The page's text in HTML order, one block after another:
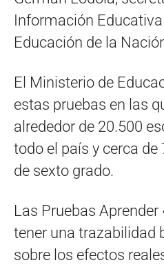
Información
Educación de la
El Ministerio de
estas pruebas en las
alrededor de 20.500
todo el país y cerca
de sexto grado.
Las Pruebas
tener una trazabilidad
sobre los efectos